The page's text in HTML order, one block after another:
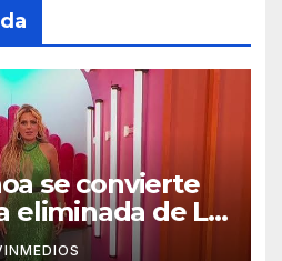
se convierte
eliminada de La
México